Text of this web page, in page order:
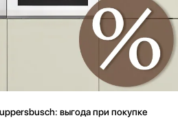
выгода при покупке